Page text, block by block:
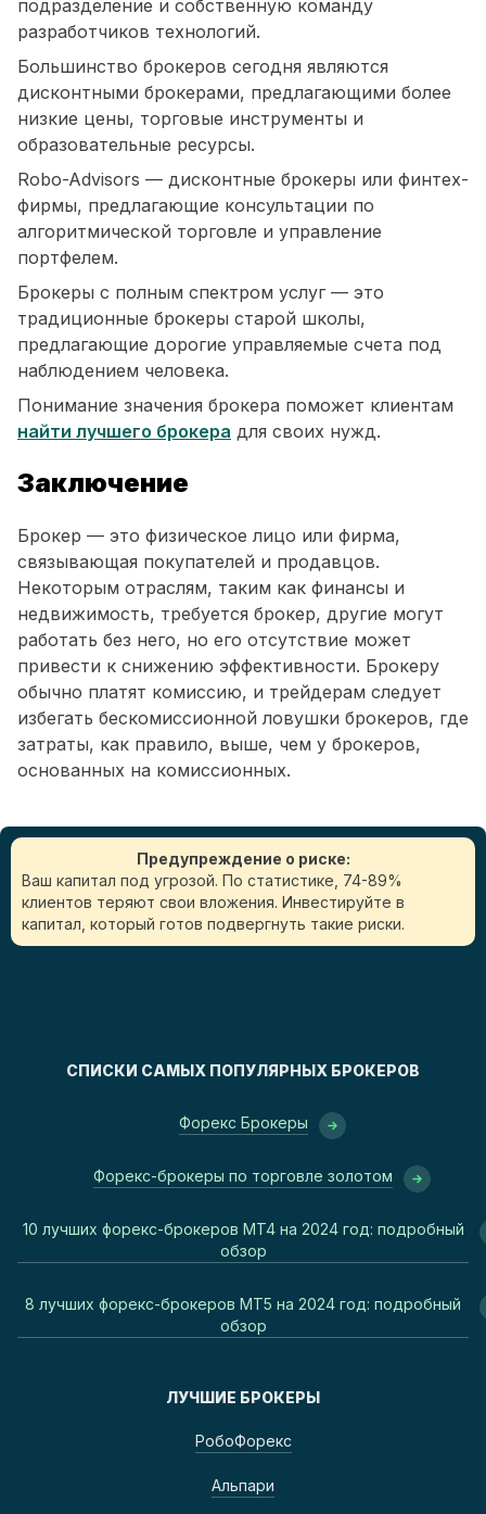
подразделение и собственную команду
разработчиков технологий.
Большинство брокеров сегодня являются
дисконтными брокерами, предлагающими более
низкие цены, торговые инструменты и
образовательные ресурсы.
Robo-Advisors — дисконтные брокеры или финтех-
фирмы, предлагающие консультации по
алгоритмической торговле и управление
портфелем.
Брокеры с полным спектром услуг — это
традиционные брокеры старой школы,
предлагающие дорогие управляемые счета под
наблюдением человека.
Понимание значения брокера поможет клиентам
найти лучшего брокера для своих нужд.
Заключение
Брокер — это физическое лицо или фирма,
связывающая покупателей и продавцов.
Некоторым отраслям, таким как финансы и
недвижимость, требуется брокер, другие могут
работать без него, но его отсутствие может
привести к снижению эффективности. Брокеру
обычно платят комиссию, и трейдерам следует
избегать бескомиссионной ловушки брокеров, где
затраты, как правило, выше, чем у брокеров,
основанных на комиссионных.
Предупреждение о риске:
Ваш капитал под угрозой. По статистике, 74-89%
клиентов теряют свои вложения. Инвестируйте в
капитал, который готов подвергнуть такие риски.
СПИСКИ САМЫХ ПОПУЛЯРНЫХ БРОКЕРОВ
Форекс Брокеры
Форекс-брокеры по торговле золотом
10 лучших форекс-брокеров MT4 на 2024 год: подробный
обзор
8 лучших форекс-брокеров MT5 на 2024 год: подробный
обзор
ЛУЧШИЕ БРОКЕРЫ
РобоФорекс
Альпари